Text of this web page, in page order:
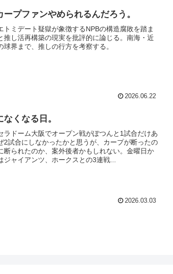
ープファンやめられるんだろう。
トミデート疑獄が象徴するNPBの構造腐敗を踏ま
推し活再構築の現実を批評的に論じる。南海・近
球界まで、推しの行方を考察する。
2026.06.22
くなる日。
ラドーム大阪でオープン戦がぽつんと1試合だけあ
2試合にしなかったかと思うが、カープが断ったの
断られたのか、案外後者かもしれない。金曜日か
ジャイアンツ、ホークスとの3連戦...
2026.03.03